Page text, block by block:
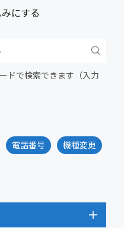
にする
ドで検索できます（入力
電話番号 機種変更